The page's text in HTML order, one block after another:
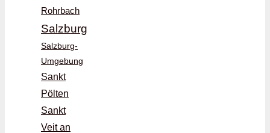
Rohrbach
Salzburg
Salzburg-
Umgebung
Sankt
Pölten
Sankt
Veit an